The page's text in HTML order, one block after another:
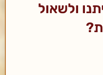
ולשאול